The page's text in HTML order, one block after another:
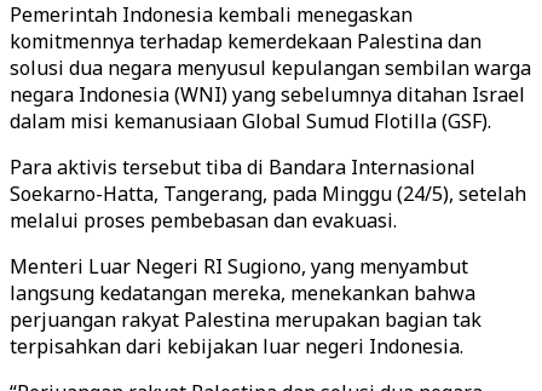
Pemerintah Indonesia kembali menegaskan
komitmennya terhadap kemerdekaan Palestina dan
solusi dua negara menyusul kepulangan sembilan warga
negara Indonesia (WNI) yang sebelumnya ditahan Israel
dalam misi kemanusiaan Global Sumud Flotilla (GSF).
Para aktivis tersebut tiba di Bandara Internasional
Soekarno-Hatta, Tangerang, pada Minggu (24/5), setelah
melalui proses pembebasan dan evakuasi.
Menteri Luar Negeri RI Sugiono, yang menyambut
langsung kedatangan mereka, menekankan bahwa
perjuangan rakyat Palestina merupakan bagian tak
terpisahkan dari kebijakan luar negeri Indonesia.